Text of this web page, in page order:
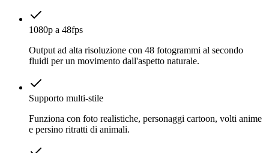
1080p a 48fps
Output ad alta risoluzione con 48 fotogrammi al secondo
fluidi per un movimento dall'aspetto naturale.
Supporto multi-stile
Funziona con foto realistiche, personaggi cartoon, volti anime
e persino ritratti di animali.